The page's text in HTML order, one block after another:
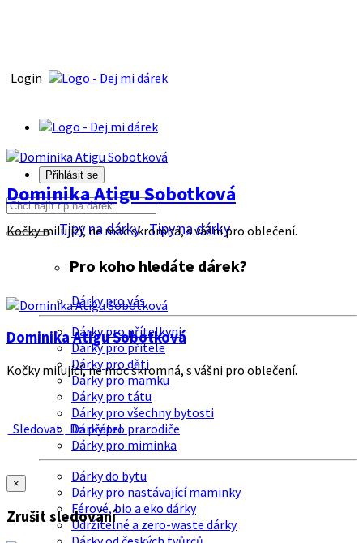
Login
Přihlásit se
Tipy na dárkyTipy na dárky
Pro koho hledáte dárek?
Dárky pro vás
Dárky pro přítelkyni
Dárky pro přítele
Dárky pro děti
Dárky pro mamku
Dárky pro tátu
Dárky pro všechny bytosti
Dárky pro prarodiče
Dárky pro miminka
Dárky do bytu
Dárky pro nastávající maminky
Férové, bio a eko dárky
Udržitelné a zero-waste dárky
Dominika Atigu Sobotková
Kočky milující, ne moc skromná, s vášni pro oblečení.
Dominika Atigu Sobotková
Kočky milující, ne moc skromná, s vášni pro oblečení.
Sledovat Do přátel
×
Zrušit sledování